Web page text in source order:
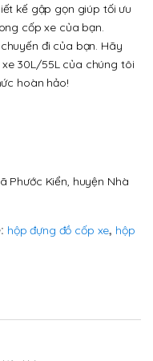
kế gập gọn giúp tối ưu
cốp xe của bạn.
đi của bạn. Hãy
30L/55L của chúng tôi
hoàn hảo!
Phước Kiển, huyện Nhà
hộp đựng đồ cốp xe, hộp